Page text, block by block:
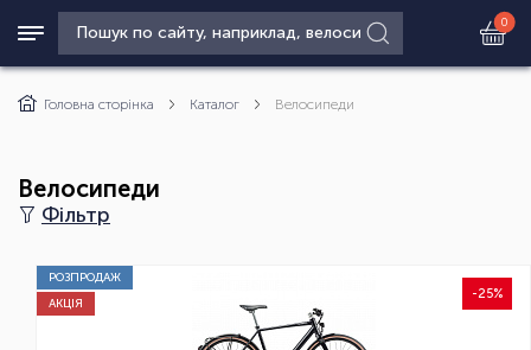
0
Головна сторінка Каталог Велосипеди
Велосипеди
Фільтр
РОЗПРОДАЖ
-25%
АКЦІЯ